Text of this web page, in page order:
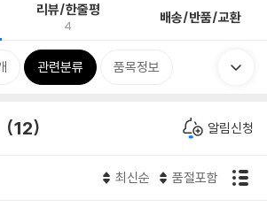
리뷰/한줄평
4 배송/반품/교환
관련분류 품목정보
12 알림신청
최신순 품절포함